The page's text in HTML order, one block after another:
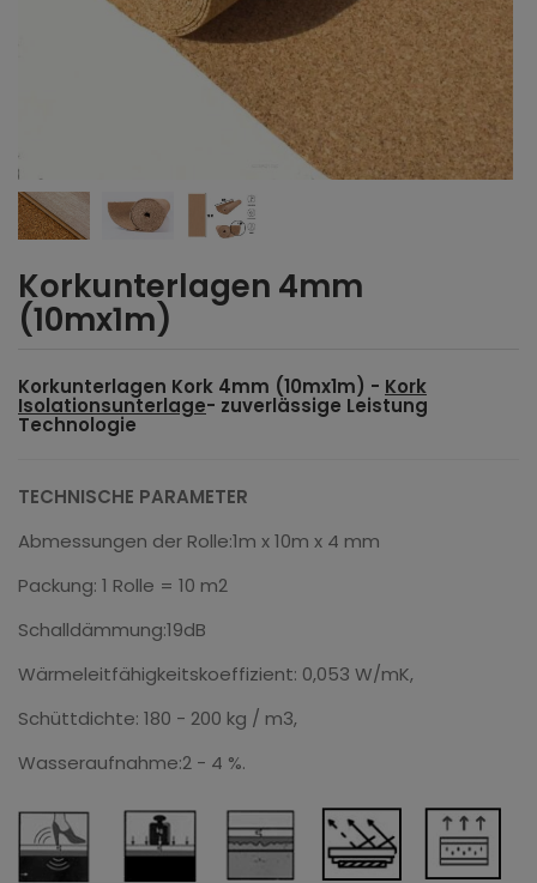
Korkunterlagen 4mm
(10mx1m)
Korkunterlagen Kork 4mm (10mx1m) - Kork
Isolationsunterlage- zuverlässige Leistung
Technologie
TECHNISCHE PARAMETER
Abmessungen der Rolle:1m x 10m x 4 mm
Packung: 1 Rolle = 10 m2
Schalldämmung:19dB
Wärmeleitfähigkeitskoeffizient: 0,053 W/mK,
Schüttdichte: 180 - 200 kg / m3,
Wasseraufnahme:2 - 4 %.